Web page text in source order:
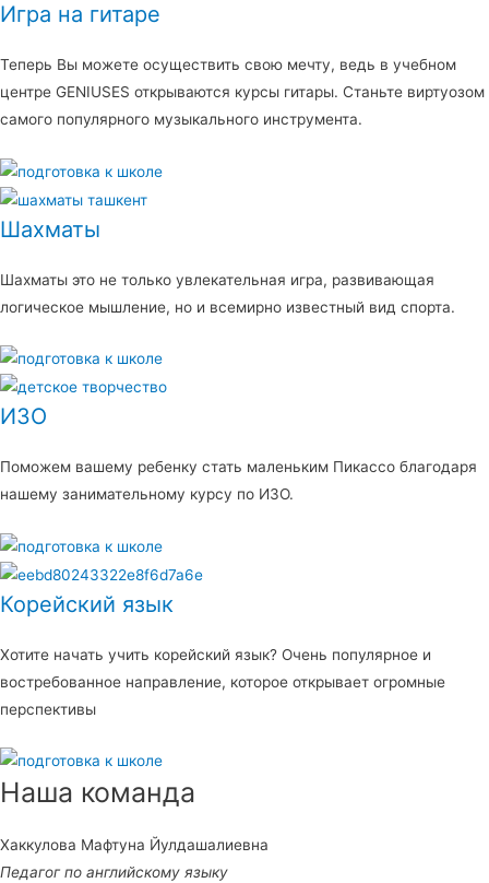
Игра на гитаре
Теперь Вы можете осуществить свою мечту, ведь в учебном
центре GENIUSES открываются курсы гитары. Станьте виртуозом
самого популярного музыкального инструмента.
Шахматы
Шахматы это не только увлекательная игра, развивающая
логическое мышление, но и всемирно известный вид спорта.
ИЗО
Поможем вашему ребенку стать маленьким Пикассо благодаря
нашему занимательному курсу по ИЗО.
Корейский язык
Хотите начать учить корейский язык? Очень популярное и
востребованное направление, которое открывает огромные
перспективы
Наша команда
Хаккулова Мафтуна Йулдашалиевна
Педагог по английскому языку